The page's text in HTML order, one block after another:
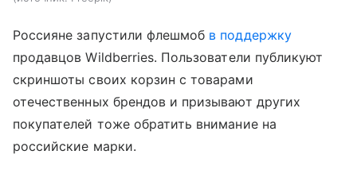
Россияне запустили флешмоб в поддержку
продавцов Wildberries. Пользователи публикуют
скриншоты своих корзин с товарами
отечественных брендов и призывают других
покупателей тоже обратить внимание на
российские марки.